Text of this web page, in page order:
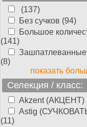
(137)
Без сучков (94)
Большое
(141)
Зашпатлеванные
(8)
показать
Селекция / класс:
Akzent (АКЦЕНТ)
Astig
(11)